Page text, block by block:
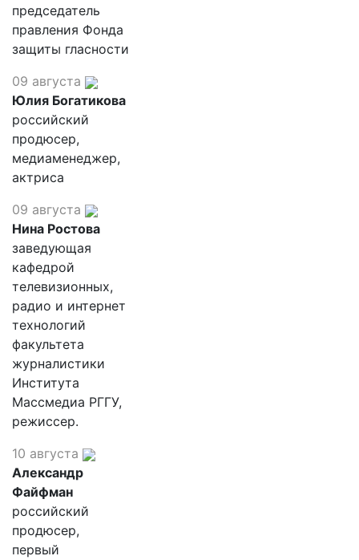
председатель
правления Фонда
защиты гласности
09 августа
Юлия Богатикова
российский
продюсер,
медиаменеджер,
актриса
09 августа
Нина Ростова
заведующая
кафедрой
телевизионных,
радио и интернет
технологий
факультета
журналистики
Института
Массмедиа РГГУ,
режиссер.
10 августа
Александр
Файфман
российский
продюсер,
первый